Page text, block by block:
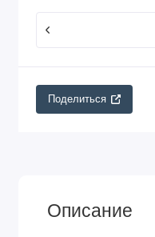
Поделиться
Описание